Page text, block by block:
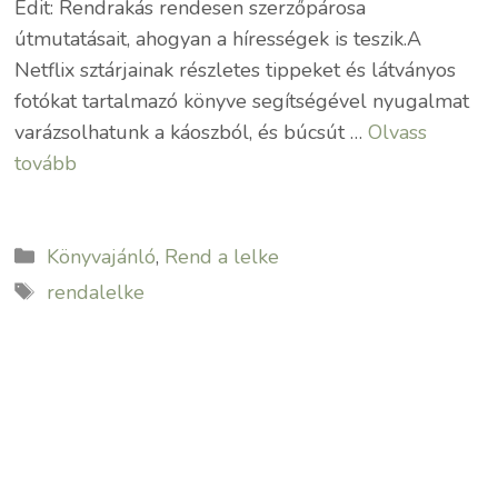
Edit: Rendrakás rendesen szerzőpárosa
útmutatásait, ahogyan a hírességek is teszik.A
Netflix sztárjainak részletes tippeket és látványos
fotókat tartalmazó könyve segítségével nyugalmat
varázsolhatunk a káoszból, és búcsút …Olvass
tovább
Kategória
Könyvajánló, Rend a lelke
Címkék
rendalelke